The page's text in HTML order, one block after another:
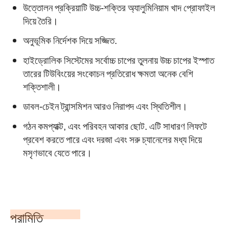
উত্তোলন প্রক্রিয়াটি উচ্চ-শক্তির অ্যালুমিনিয়াম খাদ প্রোফাইল
দিয়ে তৈরি।
অনুভূমিক নির্দেশক দিয়ে সজ্জিত.
হাইড্রোলিক সিস্টেমের সর্বোচ্চ চাপের তুলনায় উচ্চ চাপের ইস্পাত
তারের টিউবিংয়ের সংকোচন প্রতিরোধ ক্ষমতা অনেক বেশি
শক্তিশালী।
ডাবল-চেইন ট্রান্সমিশন আরও নিরাপদ এবং স্থিতিশীল।
গঠন কমপ্যাক্ট, এবং পরিবহন আকার ছোট. এটি সাধারণ লিফটে
প্রবেশ করতে পারে এবং দরজা এবং সরু চ্যানেলের মধ্য দিয়ে
মসৃণভাবে যেতে পারে।
পরামিতি